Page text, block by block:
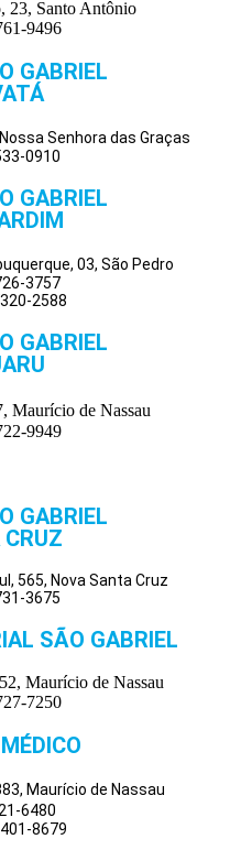
23, Santo Antônio
9496
GABRIEL
Senhora das Graças
0910
GABRIEL
03, São Pedro
3757
2588
GABRIEL
Maurício de Nassau
9949
GABRIEL
565, Nova Santa Cruz
3675
SÃO GABRIEL
Maurício de Nassau
7250
Maurício de Nassau
6480
8679